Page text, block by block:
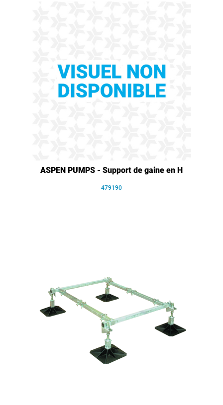
ASPEN PUMPS - Support de gaine en H
479190